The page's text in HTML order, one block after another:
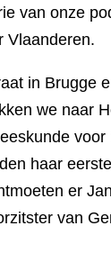
van onze
Vlaanderen.
in Brugge
we naar
voor
haar
er
van